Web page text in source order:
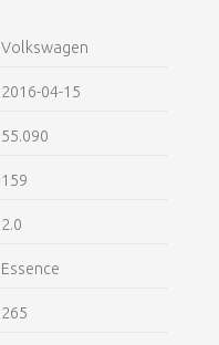
Volkswagen
2016-04-15
55.090
159
2.0
Essence
265